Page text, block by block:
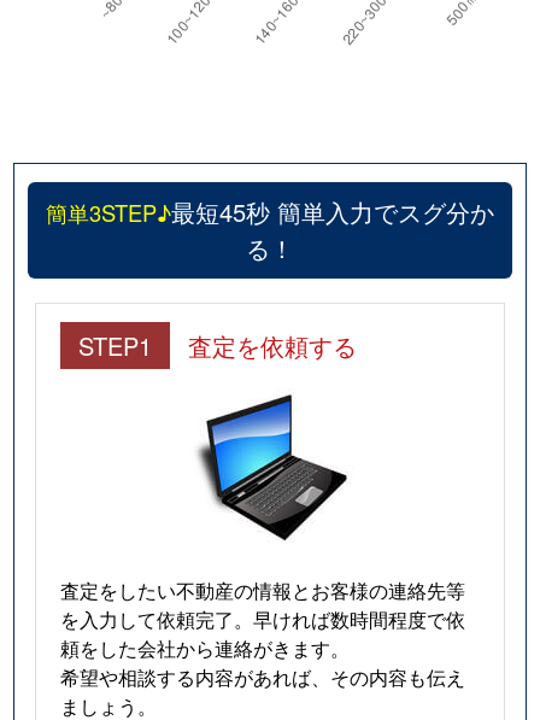
簡単3STEP♪最短45秒 簡単入力でスグ分か
る！
STEP1 査定を依頼する
査定をしたい不動産の情報とお客様の連絡先等
を入力して依頼完了。早ければ数時間程度で依
頼をした会社から連絡がきます。
希望や相談する内容があれば、その内容も伝え
ましょう。